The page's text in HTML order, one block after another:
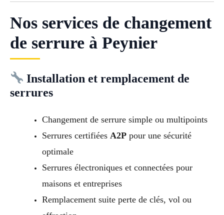
Nos services de changement
de serrure à Peynier
Installation et remplacement de
serrures
Changement de serrure simple ou multipoints
Serrures certifiées A2Ppour une sécurité
optimale
Serrures électroniques et connectées pour
maisons et entreprises
Remplacement suite perte de clés, vol ou